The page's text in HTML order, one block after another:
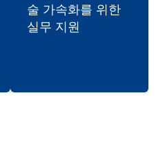
술 가속화를 위한
실무 지원